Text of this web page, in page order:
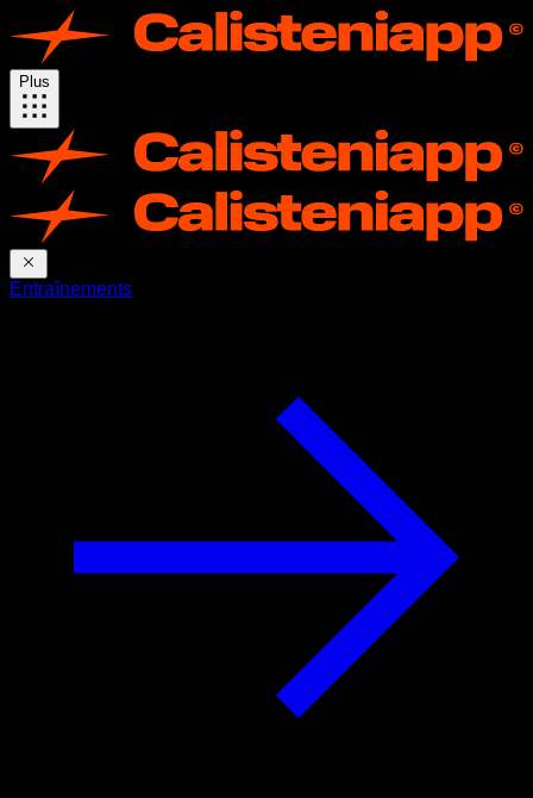
Plus
Entraînements